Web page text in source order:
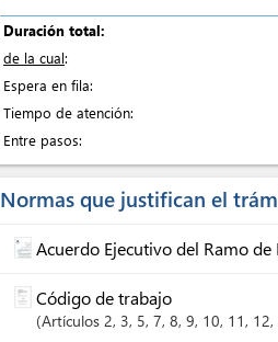
Duración total:
de la cual:
Espera en fila:
Tiempo de atención:
Entre pasos:
Normas que justifican el
Acuerdo Ejecutivo del Ramo
Código de trabajo
Artículos 2, 3, 5, 7, 8, 9, 10, 11, 12,